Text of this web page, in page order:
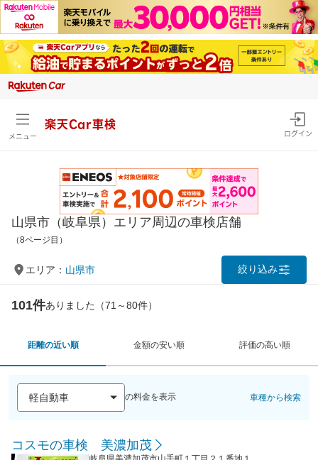
メニュー
楽天Car車検
ログイン
山県市（岐阜県）エリア周辺の車検店舗
（8ページ目）
エリア： 山県市 絞り込み
101件ありました（71～80件）
距離の近い順 金額の安い順 評価の高い順
の料金を表示 車種から検索
コスモの車検 美濃加茂